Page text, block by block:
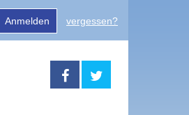
Anmelden vergessen?